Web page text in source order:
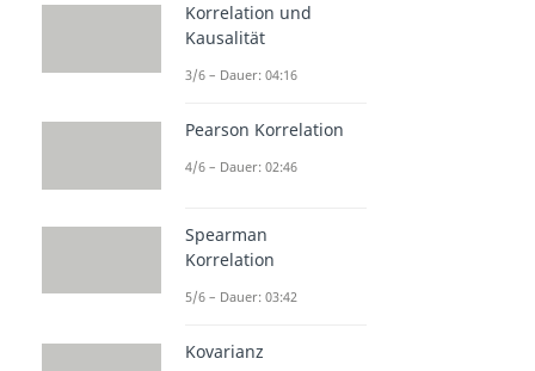
Korrelation und
Kausalität
3/6 – Dauer: 04:16
Pearson Korrelation
4/6 – Dauer: 02:46
Spearman
Korrelation
5/6 – Dauer: 03:42
Kovarianz